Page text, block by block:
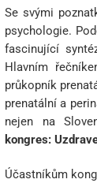
Se svými
psychologie.
fascinující
Hlavním
průkopník
prenatální a
nejen na
kongres:
Účastníkům